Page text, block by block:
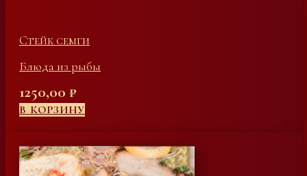
Стейк семги
Блюда из рыбы
1250,00 ₽
В КОРЗИНУ